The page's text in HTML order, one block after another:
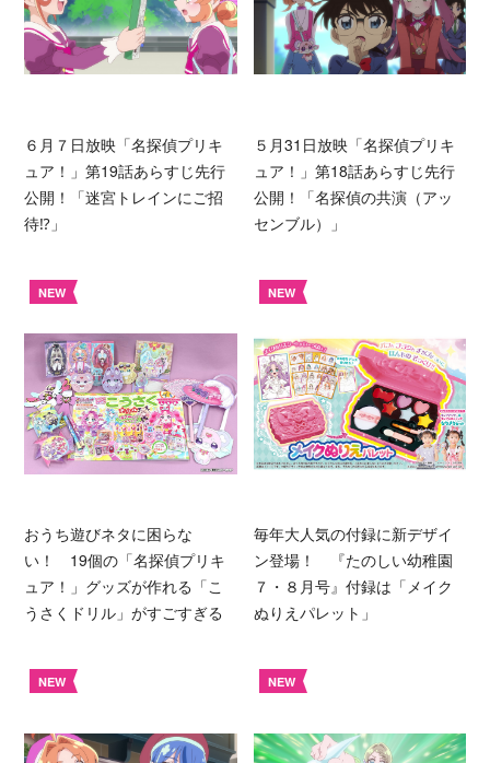
６月７日放映「名探偵プリキ
ュア！」第19話あらすじ先行
公開！「迷宮トレインにご招
待⁉︎」
５月31日放映「名探偵プリキ
ュア！」第18話あらすじ先行
公開！「名探偵の共演（アッ
センブル）」
NEW
おうち遊びネタに困らな
い！ 19個の「名探偵プリキ
ュア！」グッズが作れる「こ
うさくドリル」がすごすぎる
NEW
毎年大人気の付録に新デザイ
ン登場！ 『たのしい幼稚園
７・８月号』付録は「メイク
ぬりえパレット」
NEW NEW